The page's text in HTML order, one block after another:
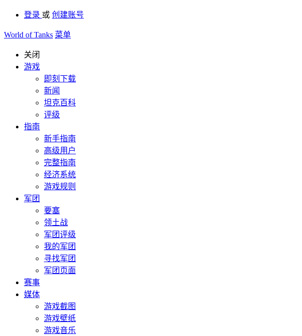
登录 或 创建账号
World of Tanks 菜单
关闭
游戏
即刻下载
新闻
坦克百科
评级
指南
新手指南
高级用户
完整指南
经济系统
游戏规则
军团
要塞
领土战
军团评级
我的军团
寻找军团
军团页面
赛事
媒体
游戏截图
游戏壁纸
游戏音乐